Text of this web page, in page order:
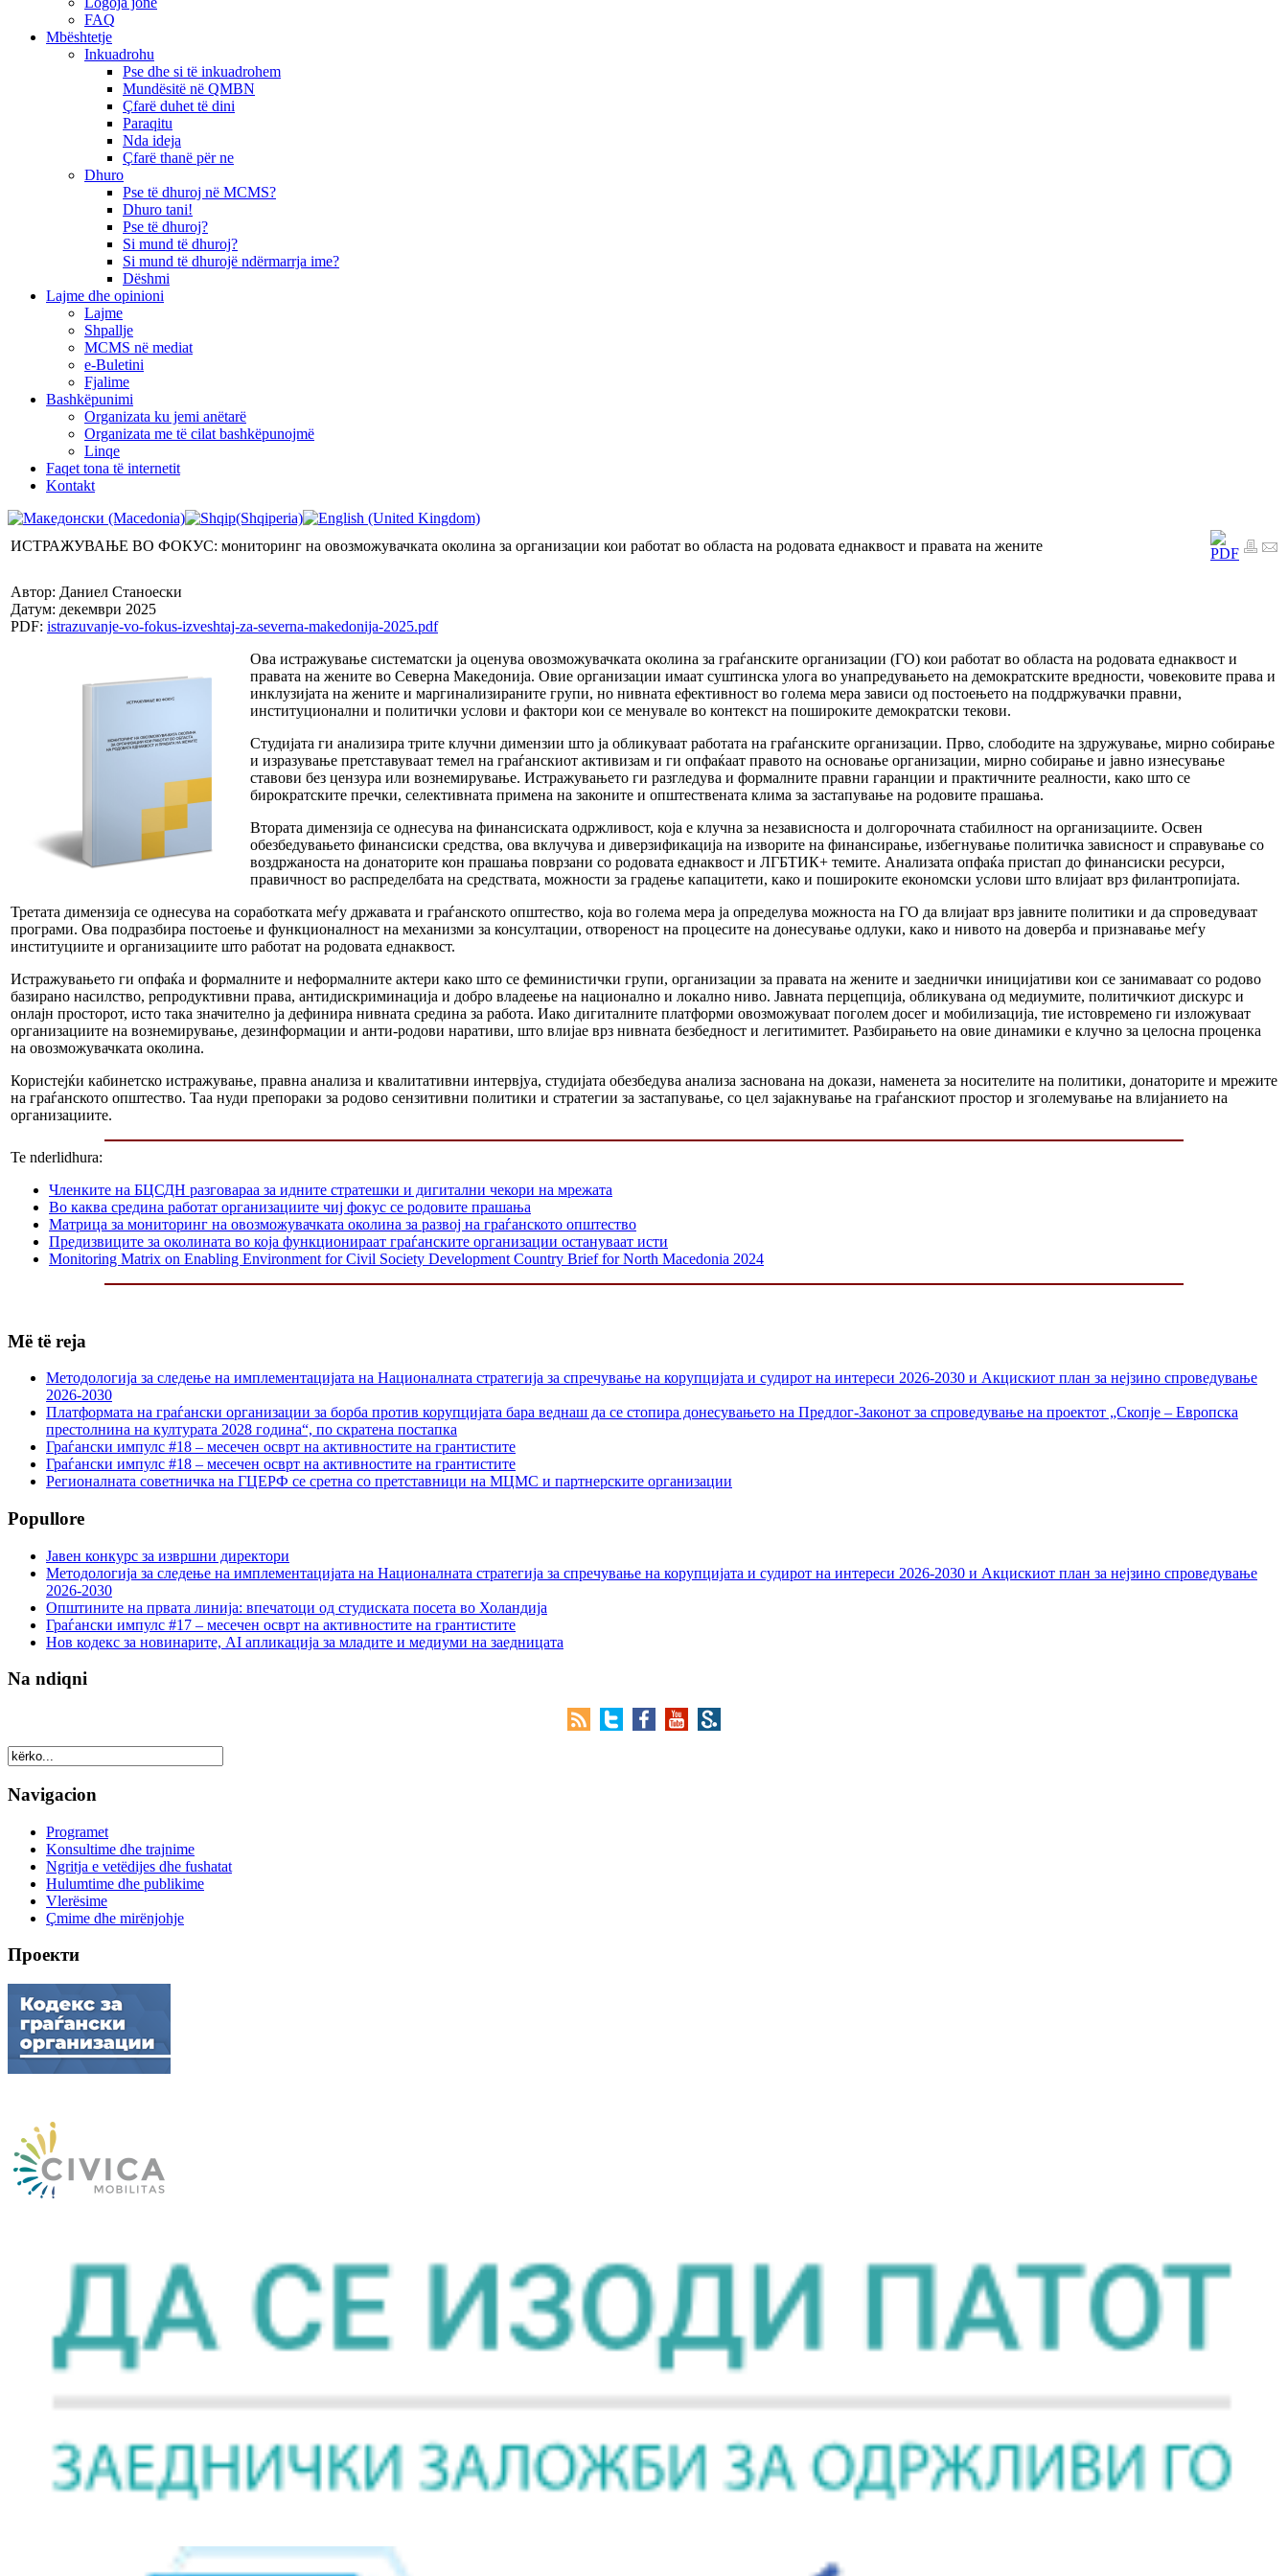
FAQ
Mbështetje
Inkuadrohu
Pse dhe si të inkuadrohem
Mundësitë në QMBN
Çfarë duhet të dini
Paraqitu
Nda ideja
Çfarë thanë për ne
Dhuro
Pse të dhuroj në MCMS?
Dhuro tani!
Pse të dhuroj?
Si mund të dhuroj?
Si mund të dhurojë ndërmarrja ime?
Dëshmi
Lajme dhe opinioni
Lajme
Shpallje
MCMS në mediat
e-Buletini
Fjalime
Bashkëpunimi
Organizata ku jemi anëtarë
Organizata me të cilat bashkëpunojmë
Linqe
Faqet tona të internetit
Kontakt
ИСТРАЖУВАЊЕ ВО ФОКУС: мониторинг на овозможувачката околина за организации кои работат во областа на родовата еднаквост и правата на жените
Автор: Даниел Станоески
Датум: декември 2025
PDF: istrazuvanje-vo-fokus-izveshtaj-za-severna-makedonija-2025.pdf
Ова истражување систематски ја оценува овозможувачката околина за граѓанските организации (ГО) кои работат во областа на родовата еднаквост и
правата на жените во Северна Македонија. Овие организации имаат суштинска улога во унапредувањето на демократските вредности, човековите права и
инклузијата на жените и маргинализираните групи, но нивната ефективност во голема мера зависи од постоењето на поддржувачки правни,
институционални и политички услови и фактори кои се менувале во контекст на пошироките демократски текови.
Студијата ги анализира трите клучни димензии што ја обликуваат работата на граѓанските организации. Прво, слободите на здружување, мирно собирање
и изразување претставуваат темел на граѓанскиот активизам и ги опфаќаат правото на основање организации, мирно собирање и јавно изнесување
ставови без цензура или вознемирување. Истражувањето ги разгледува и формалните правни гаранции и практичните реалности, како што се
бирократските пречки, селективната примена на законите и општествената клима за застапување на родовите прашања.
Втората димензија се однесува на финансиската одржливост, која е клучна за независноста и долгорочната стабилност на организациите. Освен
обезбедувањето финансиски средства, ова вклучува и диверзификација на изворите на финансирање, избегнување политичка зависност и справување со
воздржаноста на донаторите кон прашања поврзани со родовата еднаквост и ЛГБТИК+ темите. Анализата опфаќа пристап до финансиски ресурси,
правичност во распределбата на средствата, можности за градење капацитети, како и пошироките економски услови што влијаат врз филантропијата.
Третата димензија се однесува на соработката меѓу државата и граѓанското општество, која во голема мера ја определува можноста на ГО да влијаат врз јавните политики и да спроведуваат
програми. Ова подразбира постоење и функционалност на механизми за консултации, отвореност на процесите на донесување одлуки, како и нивото на доверба и признавање меѓу
институциите и организациите што работат на родовата еднаквост.
Истражувањето ги опфаќа и формалните и неформалните актери како што се феминистички групи, организации за правата на жените и заеднички иницијативи кои се занимаваат со родово
базирано насилство, репродуктивни права, антидискриминација и добро владеење на национално и локално ниво. Јавната перцепција, обликувана од медиумите, политичкиот дискурс и
онлајн просторот, исто така значително ја дефинира нивната средина за работа. Иако дигиталните платформи овозможуваат поголем досег и мобилизација, тие истовремено ги изложуваат
организациите на вознемирување, дезинформации и анти-родови наративи, што влијае врз нивната безбедност и легитимитет. Разбирањето на овие динамики е клучно за целосна проценка
на овозможувачката околина.
Користејќи кабинетско истражување, правна анализа и квалитативни интервјуа, студијата обезбедува анализа заснована на докази, наменета за носителите на политики, донаторите и мрежите
на граѓанското општество. Таа нуди препораки за родово сензитивни политики и стратегии за застапување, со цел зајакнување на граѓанскиот простор и зголемување на влијанието на
организациите.
Te nderlidhura:
Членките на БЦСДН разговараа за идните стратешки и дигитални чекори на мрежата
Во каква средина работат организациите чиј фокус се родовите прашања
Матрица за мониторинг на овозможувачката околина за развој на граѓанското општество
Предизвиците за околината во која функционираат граѓанските организации остануваат исти
Monitoring Matrix on Enabling Environment for Civil Society Development Country Brief for North Macedonia 2024
Më të reja
Методологија за следење на имплементацијата на Националната стратегија за спречување на корупцијата и судирот на интереси 2026-2030 и Акцискиот план за нејзино спроведување
2026-2030
Платформата на граѓански организации за борба против корупцијата бара веднаш да се стопира донесувањето на Предлог-Законот за спроведување на проектот „Скопје – Европска
престолнина на културата 2028 година“, по скратена постапка
Граѓански импулс #18 – месечен осврт на активностите на грантистите
Граѓански импулс #18 – месечен осврт на активностите на грантистите
Регионалната советничка на ГЦЕРФ се сретна со претставници на МЦМС и партнерските организации
Popullore
Јавен конкурс за извршни директори
Методологија за следење на имплементацијата на Националната стратегија за спречување на корупцијата и судирот на интереси 2026-2030 и Акцискиот план за нејзино спроведување
2026-2030
Општините на првата линија: впечатоци од студиската посета во Холандија
Граѓански импулс #17 – месечен осврт на активностите на грантистите
Нов кодекс за новинарите, AI апликација за младите и медиуми на заедницата
Na ndiqni
Navigacion
Programet
Konsultime dhe trajnime
Ngritja e vetëdijes dhe fushatat
Hulumtime dhe publikime
Vlerësime
Çmime dhe mirënjohje
Проекти